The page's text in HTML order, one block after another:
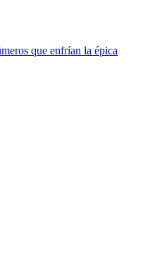
que enfrían la épica